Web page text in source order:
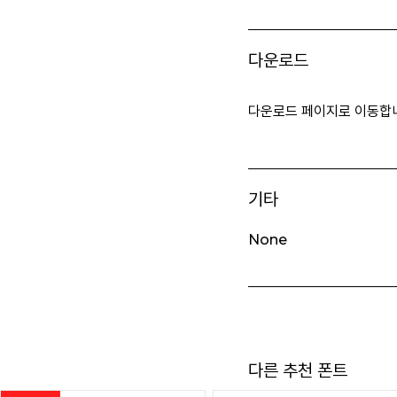
다운로드
다운로드 페이지로 이동합
기타
None
다른 추천 폰트